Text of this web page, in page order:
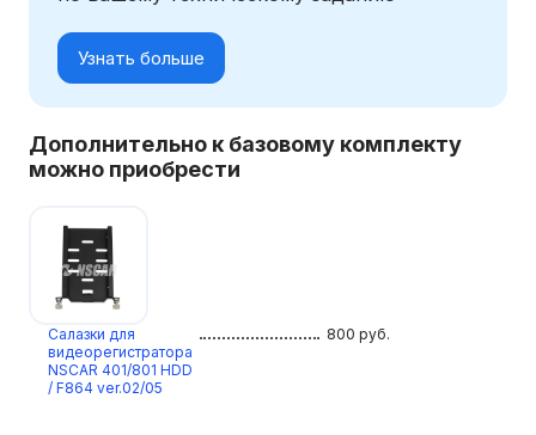
Узнать больше
Дополнительно к базовому комплекту
можно приобрести
Салазки для
видеорегистратора
NSCAR 401/801 HDD
/ F864 ver.02/05
800 руб.